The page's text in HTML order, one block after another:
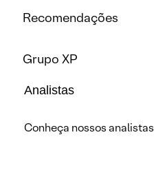
Recomendações
Grupo XP
Analistas
Conheça nossos analistas